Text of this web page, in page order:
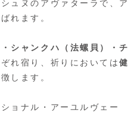
ュヌのアヴァターラで、ア
れます。
シャンクハ（法螺貝）・チ
れ宿り、祈りにおいては健
します。
ョナル・アーユルヴェー